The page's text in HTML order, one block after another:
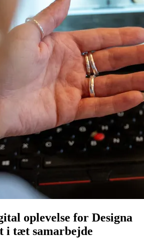
oplevelse for Designa
i tæt samarbejde